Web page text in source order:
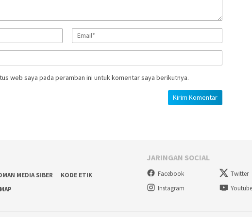
web saya pada peramban ini untuk komentar saya berikutnya.
MEDIA SIBER
KODE ETIK
JARINGAN SOCIAL
Facebook Twitter
Instagram
Youtube